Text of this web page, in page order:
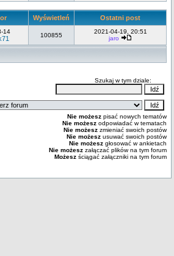
Wyświetleń
Ostatni post
14
100855
2021-04-19, 20:51
jaro
Szukaj w tym dziale:
Nie możesz pisać nowych tematów
Nie możesz odpowiadać w tematach
Nie możesz zmieniać swoich postów
Nie możesz usuwać swoich postów
Nie możesz głosować w ankietach
Nie możesz załączać plików na tym forum
Możesz ściągać załączniki na tym forum